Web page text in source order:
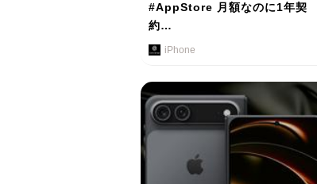
#AppStore 月額なのに1年契
約…
iPhone